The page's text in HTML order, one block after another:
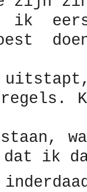
ik
regels.
ik